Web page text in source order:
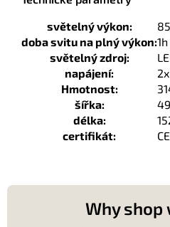
Why shop
světelný výkon:
doba svitu na plný výkon:
světelný zdroj:
napájení:
Hmotnost:
šířka:
délka:
certifikát:
CE